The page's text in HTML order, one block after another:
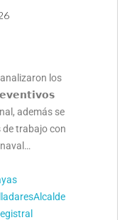
analizaron los
además se
trabajo con